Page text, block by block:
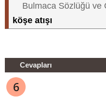
Bulmaca Sözlüğü ve
köşe atışı
Cevapları
6